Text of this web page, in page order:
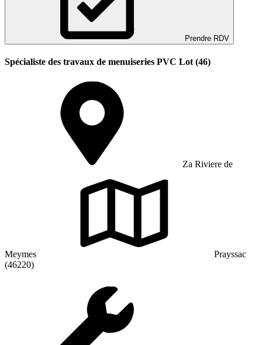
Prendre RDV
Spécialiste des travaux de menuiseries PVC Lot (46)
Za Riviere de
Meymes
Prayssac
(46220)